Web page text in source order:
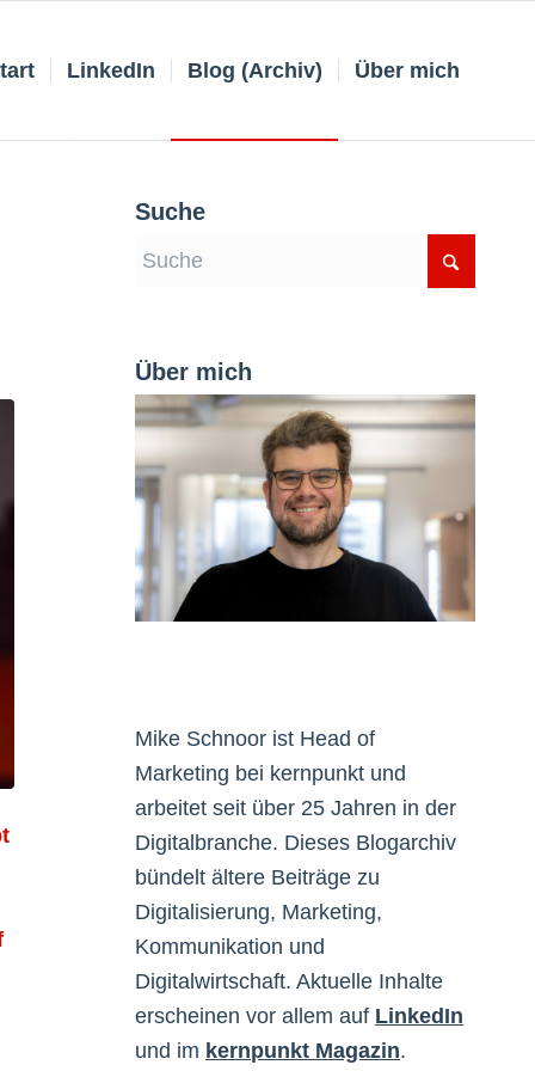
LinkedIn Blog (Archiv) Über mich
Suche
Über mich
Mike Schnoor ist Head of
Marketing bei kernpunkt und
arbeitet seit über 25 Jahren in der
Digitalbranche. Dieses Blogarchiv
bündelt ältere Beiträge zu
Digitalisierung, Marketing,
Kommunikation und
Digitalwirtschaft. Aktuelle Inhalte
erscheinen vor allem auf LinkedIn
und im kernpunkt Magazin.